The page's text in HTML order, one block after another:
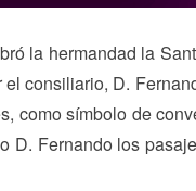
la hermandad la
consiliario, D.
como símbolo de
D. Fernando los